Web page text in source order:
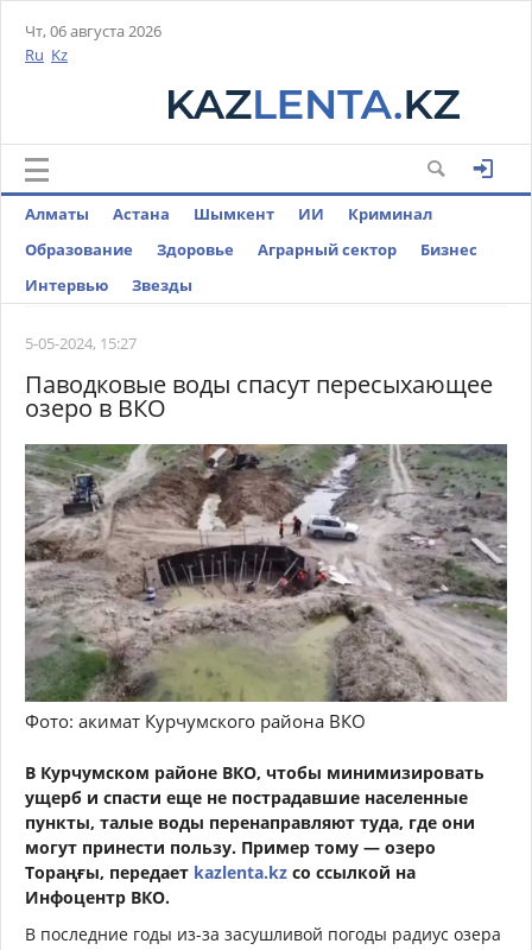
Чт, 06 августа 2026
Ru Kz
Алматы Астана Шымкент ИИ
Криминал
Образование
Здоровье Аграрный сектор
Бизнес
Интервью
Звезды
5-05-2024, 15:27
Паводковые воды спасут пересыхающее
озеро в ВКО
Фото: акимат Курчумского района ВКО
В Курчумском районе ВКО, чтобы минимизировать
ущерб и спасти еще не пострадавшие населенные
пункты, талые воды перенаправляют туда, где они
могут принести пользу. Пример тому — озеро
Тораңғы, передает kazlenta.kz со ссылкой на
Инфоцентр ВКО.
В последние годы из-за засушливой погоды радиус озера